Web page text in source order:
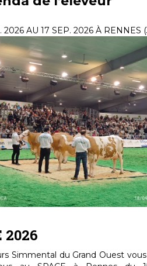
2026 AU 17 SEP. 2026 À RENNES
2026
Simmental du Grand Ouest